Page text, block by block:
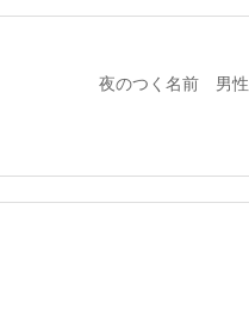
夜のつく名前 男性